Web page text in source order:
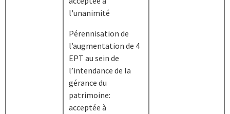
l'unanimité
Pérennisation de
l’augmentation de 4
EPT au sein de
l’intendance de la
gérance du
patrimoine:
acceptée à